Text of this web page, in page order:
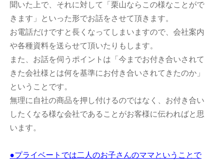
聞いた上で、それに対して「栗山ならこの様なことがで
きます」といった形でお話をさせて頂きます。
お電話だけですと長くなってしまいますので、会社案内
や各種資料を送らせて頂いたりもします。
また、お話を伺うポイントは「今までお付き合いされて
きた会社様とは何を基準にお付き合いされてきたのか」
ということです。
無理に自社の商品を押し付けるのではなく、お付き合い
したくなる様な会社であることがお客様に伝わればと思
います。
●プライベートでは二人のお子さんのママということで